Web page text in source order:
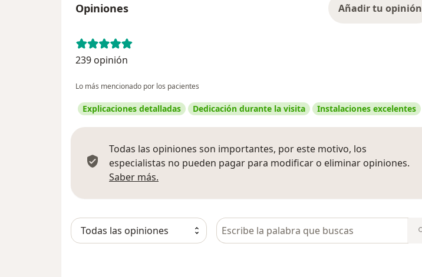
Opiniones Añadir tu opinión
239 opinión
Lo más mencionado por los pacientes
Explicaciones detalladas Dedicación durante la visita Instalaciones excelentes
Todas las opiniones son importantes, por este motivo, los
especialistas no pueden pagar para modificar o eliminar opiniones.
Saber más.
Busca en opiniones